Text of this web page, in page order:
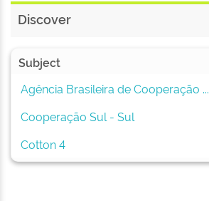
Discover
Subject
Agência Brasileira de Cooperação ...
Cooperação Sul - Sul
Cotton 4